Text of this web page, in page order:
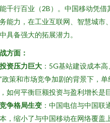
千行百业（2B）。中国移动凭
能力，在工业互联网、智慧城市
具备强大的拓展潜力。
方面：
投资压力巨大 ：5G基站建设成本
政策和市场竞争加剧的背景下，
如何平衡巨额投资与盈利增长是
竞争格局生变 ：中国电信与中国
，缩小了与中国移动在网络覆盖